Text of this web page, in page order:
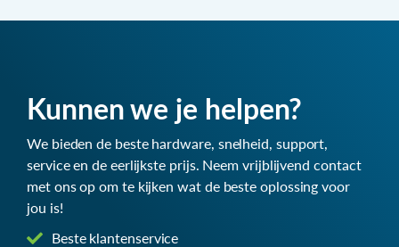
Kunnen we je helpen?
We bieden de beste hardware, snelheid, support,
service en de eerlijkste prijs. Neem vrijblijvend contact
met ons op om te kijken wat de beste oplossing voor
jou is!
Beste klantenservice